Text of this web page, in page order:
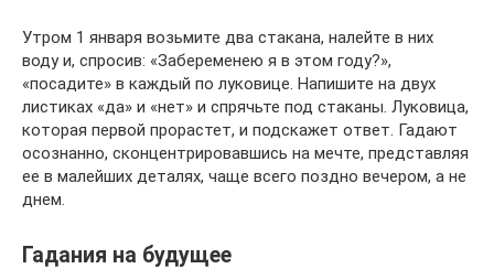
Утром 1 января возьмите два стакана, налейте в них
воду и, спросив: «Забеременею я в этом году?»,
«посадите» в каждый по луковице. Напишите на двух
листиках «да» и «нет» и спрячьте под стаканы. Луковица,
которая первой прорастет, и подскажет ответ. Гадают
осознанно, сконцентрировавшись на мечте, представляя
ее в малейших деталях, чаще всего поздно вечером, а не
днем.
Гадания на будущее